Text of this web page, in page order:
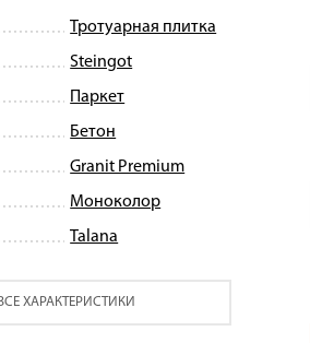
Тротуарная плитка
Steingot
Паркет
Бетон
Granit Premium
Моноколор
Talana
ХАРАКТЕРИСТИКИ